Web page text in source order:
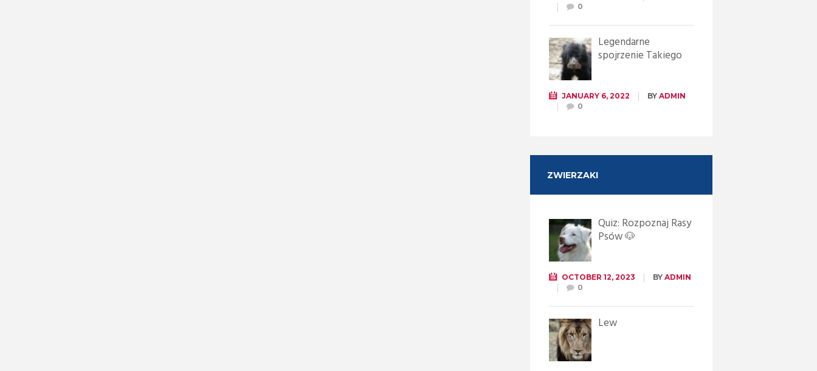
0
Legendarne
spojrzenie Takiego
JANUARY 6, 2022 BY ADMIN
0
ZWIERZAKI
Quiz: Rozpoznaj Rasy
Psów 🐶
OCTOBER 12, 2023 BY ADMIN
0
Lew